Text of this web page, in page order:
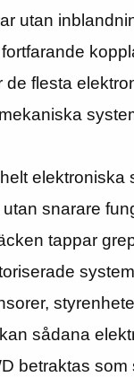
utan
de flesta
elektroniska
snarare
tappar
sådana
betraktas som